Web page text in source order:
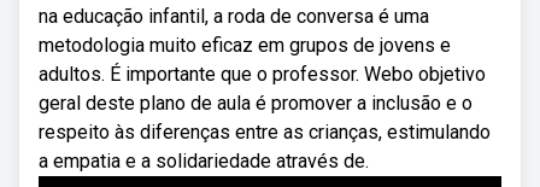
na educação infantil, a roda de conversa é uma
metodologia muito eficaz em grupos de jovens e
adultos. É importante que o professor. Webo objetivo
geral deste plano de aula é promover a inclusão e o
respeito às diferenças entre as crianças, estimulando
a empatia e a solidariedade através de.